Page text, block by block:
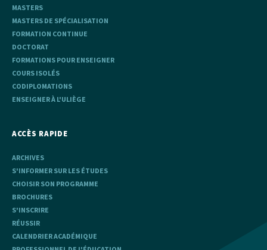
MASTERS
MASTERS DE SPÉCIALISATION
FORMATION CONTINUE
DOCTORAT
FORMATIONS POUR ENSEIGNER
COURS ISOLÉS
CODIPLOMATIONS
ENSEIGNER À L'ULIÈGE
ACCÈS RAPIDE
ARCHIVES
S'INFORMER SUR LES ÉTUDES
CHOISIR SON PROGRAMME
BROCHURES
S'INSCRIRE
RÉUSSIR
CALENDRIER ACADÉMIQUE